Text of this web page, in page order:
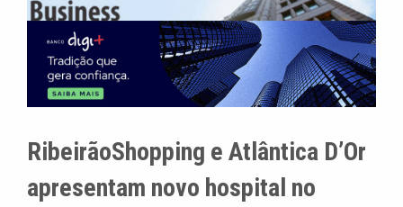
RibeirãoShopping e Atlântica D’Or
apresentam novo hospital no